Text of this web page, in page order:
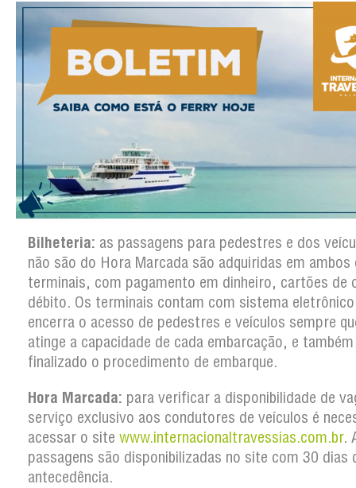
Bilheteria: as passagens para pedestres e dos
não são do Hora Marcada são adquiridas em ambos
terminais, com pagamento em dinheiro, cartões de
débito. Os terminais contam com sistema
encerra o acesso de pedestres e veículos sempre
atinge a capacidade de cada embarcação, e
finalizado o procedimento de embarque.
Hora Marcada: para verificar a disponibilidade de
serviço exclusivo aos condutores de veículos é
acessar o site www.internacionaltravessias.com.br.
passagens são disponibilizadas no site com 30 dias
antecedência.